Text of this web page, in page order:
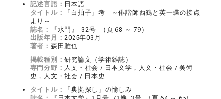
記述言語： 日本語
タイトル：
「白拍子」考 ～俳諧師西鶴と英一蝶の接点
より～
誌名：
『水門』 32号 （頁 68 ～ 79）
出版年月：2025年03月
著者： 森田雅也
掲載種別：研究論文（学術雑誌）
専門分野： 人文・社会 / 日本文学，人文・社会 / 美術
史，人文・社会 / 日本史
タイトル：
「典拠探し」の愉しみ